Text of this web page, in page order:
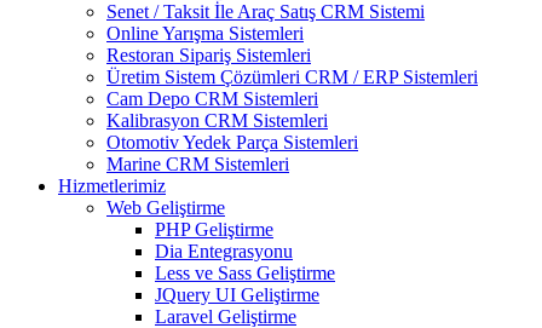
Senet / Taksit İle Araç Satış CRM Sistemi
Online Yarışma Sistemleri
Restoran Sipariş Sistemleri
Üretim Sistem Çözümleri CRM / ERP Sistemleri
Cam Depo CRM Sistemleri
Kalibrasyon CRM Sistemleri
Otomotiv Yedek Parça Sistemleri
Marine CRM Sistemleri
Hizmetlerimiz
Web Geliştirme
PHP Geliştirme
Dia Entegrasyonu
Less ve Sass Geliştirme
JQuery UI Geliştirme
Laravel Geliştirme